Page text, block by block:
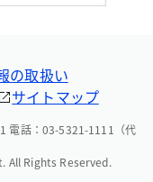
の取扱い
サイトマップ
電話：03-5321-1111（代
All Rights Reserved.